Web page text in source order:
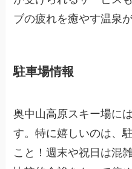
ブの疲れを癒やす温泉
駐車場情報
奥中山高原スキー場に
す。特に嬉しいのは、
こと！週末や祝日は混